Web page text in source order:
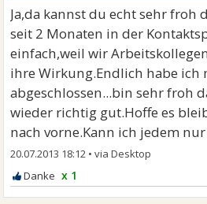
Ja,da kannst du echt sehr froh
seit 2 Monaten in der
einfach,weil wir
ihre Wirkung.Endlich habe ich
abgeschlossen...bin sehr froh
wieder richtig gut.Hoffe es
nach vorne.Kann ich jedem
20.07.2013 18:12 •
x 1